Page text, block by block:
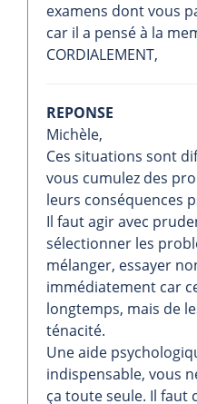
examens dont vous
car il a pensé à la
CORDIALEMENT,
REPONSE
Michèle,
Ces situations sont
vous cumulez des
leurs conséquences
Il faut agir avec
sélectionner les
mélanger, essayer
immédiatement car
longtemps, mais de
ténacité.
Une aide
indispensable, vous
ça toute seule. Il faut